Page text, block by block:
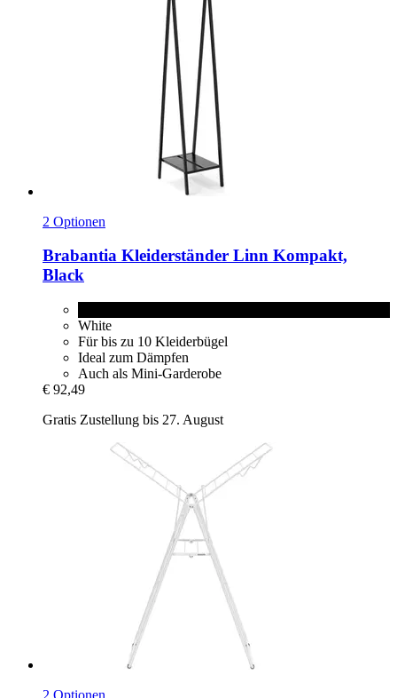
2 Optionen
Brabantia Kleiderständer Linn Kompakt,
Black
White
Für bis zu 10 Kleiderbügel
Ideal zum Dämpfen
Auch als Mini-Garderobe
€ 92,49
Gratis Zustellung bis 27. August
2 Optionen